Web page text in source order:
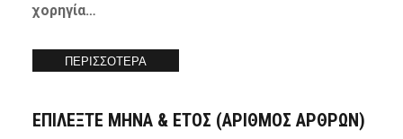
χορηγία…
ΠΕΡΙΣΣΟΤΕΡΑ
ΕΠΙΛΕΞΤΕ ΜΗΝΑ & ΕΤΟΣ (ΑΡΙΘΜΟΣ ΑΡΘΡΩΝ)